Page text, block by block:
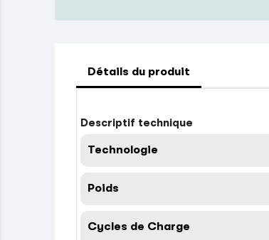
Détails du produit
Descriptif technique
Technologie
Poids
Cycles de Charge